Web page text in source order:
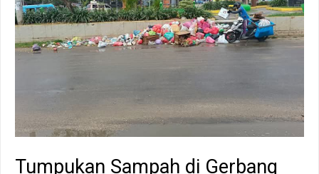
Tumpukan Sampah di Gerbang